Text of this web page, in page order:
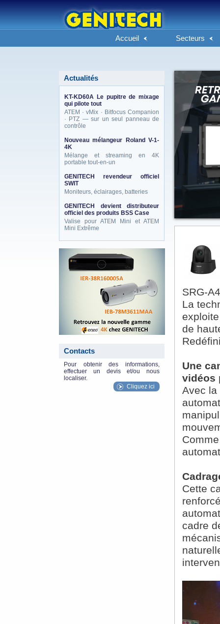
Accueil Secteurs
Actualités
KT-KD60A Le pupitre de mixage
qui pilote tout
ATEM · vMix · Bitfocus Companion
· PTZ — sur un seul panneau de
contrôle
Nouveau mélangeur Roland V-1-
4K
Mélange et streaming en 4K
portable tout-en-un
GENITECH revendeur officiel
SWIT
Moniteurs, éclairages, batteries
GENITECH devient distributeur
officiel des produits BSS Case
Valise pour ATEM Mini et ATEM
Mini Extrême
Contacts
Pour obtenir des informations,
effectuer un devis et/ou nous
localiser.
Cliquez ici
SRG-
La
de
Une
vidéos
Avec la
Cette
cadre